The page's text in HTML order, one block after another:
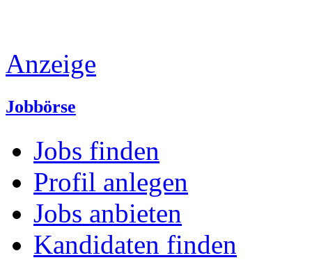
Anzeige
Jobbörse
Jobs finden
Profil anlegen
Jobs anbieten
Kandidaten finden